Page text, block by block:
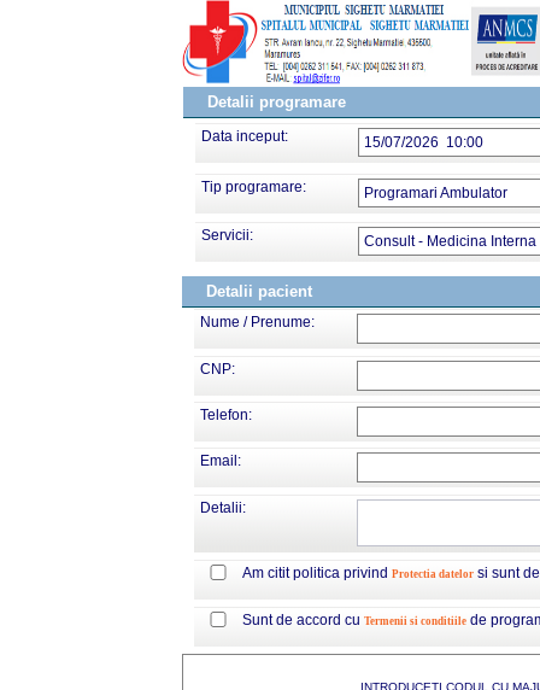
Detalii programare
Data inceput: 15/07/2026 10:00
Tip programare: Programari Ambulator
Servicii: Consult - Medicina Interna
Detalii pacient
Nume / Prenume:
CNP:
Telefon:
Email:
Detalii:
Am citit politica privind Protectia datelor si sunt
Sunt de accord cu Termenii si conditiile de
INTRODUCETI CODUL CU